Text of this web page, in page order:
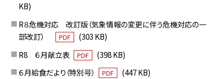
KB)
R８危機対応 改訂版（気象情報の変更に伴う危機対応の一
部改訂）
PDF
(303 KB)
R8 ６月献立表
PDF
(398 KB)
６月給食だより（特別号）
PDF
(447 KB)